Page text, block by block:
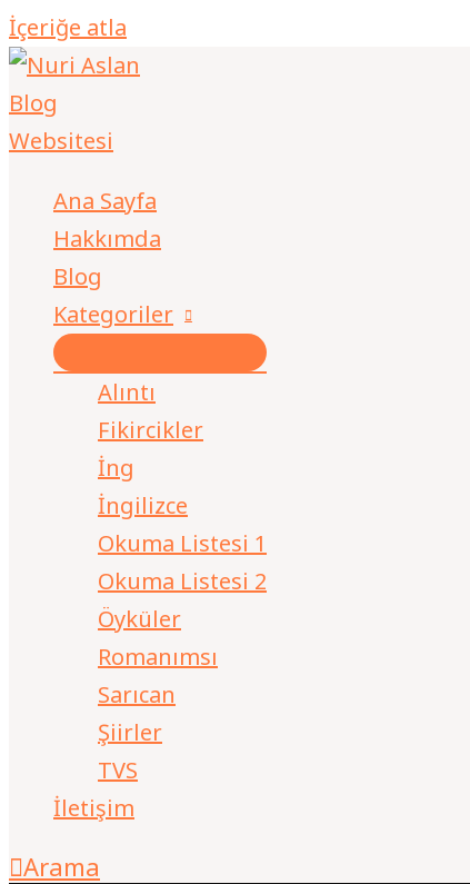
İçeriğe atla
Ana Sayfa
Hakkımda
Blog
Kategoriler
Alıntı
Fikircikler
İng
İngilizce
Okuma Listesi 1
Okuma Listesi 2
Öyküler
Romanımsı
Sarıcan
Şiirler
TVS
İletişim
Arama